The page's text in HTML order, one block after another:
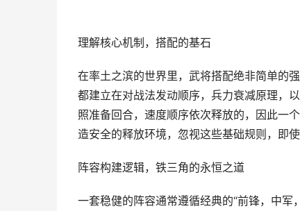
理解核心机制，搭配的基石
在率土之滨的世界里，武将搭配绝非简单的
都建立在对战法发动顺序，兵力衰减原理，
照准备回合，速度顺序依次释放的，因此一
造安全的释放环境，忽视这些基础规则，即
阵容构建逻辑，铁三角的永恒之道
一套稳健的阵容通常遵循经典的“前锋，中